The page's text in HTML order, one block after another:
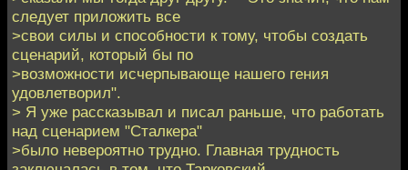
следует приложить все
>свои силы и способности к тому, чтобы создать
сценарий, который бы по
>возможности исчерпывающе нашего гения
удовлетворил".
> Я уже рассказывал и писал раньше, что работать
над сценарием "Сталкера"
>было невероятно трудно. Главная трудность